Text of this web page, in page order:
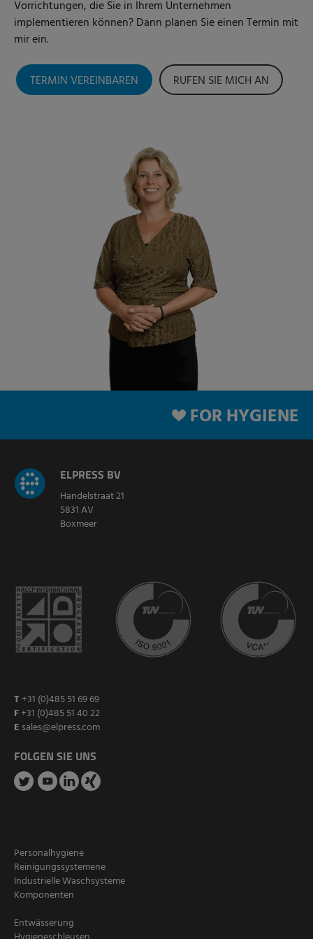
Vorrichtungen, die Sie in Ihrem Unternehmen
implementieren können? Dann planen Sie einen Termin mit
mir ein.
TERMIN VEREINBAREN RUFEN SIE MICH AN
FOR HYGIENE
ELPRESS BV
Handelstraat 21
5831 AV
Boxmeer
T +31 (0)485 51 69 69
F+31 (0)485 51 40 22
E sales@elpress.com
FOLGEN SIE UNS
Personalhygiene
Reinigungssystemene
Industrielle Waschsysteme
Komponenten
Entwässerung